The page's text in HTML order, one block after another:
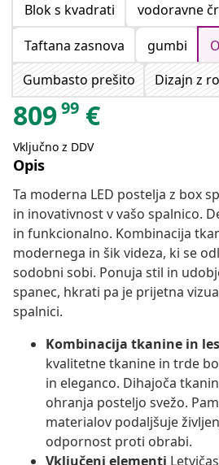
Blok s kvadrati
vodoravne
Taftana zasnova
gumbi
Gumbasto prešito
Dizajn z
80999 €
Vključno z DDV
Opis
Ta moderna LED postelja z box
in inovativnost v vašo spalnico.
in funkcionalno. Kombinacija
modernega in šik videza, ki se
sodobni sobi. Ponuja stil in
spanec, hkrati pa je prijetna
spalnici.
Kombinacija tkanine in
kvalitetne tkanine in trde
in eleganco. Dihajoča
ohranja posteljo svežo.
materialov podaljšuje
odpornost proti obrabi.
Vključeni elementi